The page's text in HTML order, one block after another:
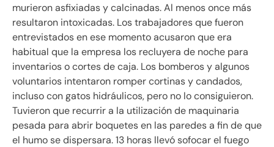
murieron asfixiadas y calcinadas. Al menos once más
resultaron intoxicadas. Los trabajadores que fueron
entrevistados en ese momento acusaron que era
habitual que la empresa los recluyera de noche para
inventarios o cortes de caja. Los bomberos y algunos
voluntarios intentaron romper cortinas y candados,
incluso con gatos hidráulicos, pero no lo consiguieron.
Tuvieron que recurrir a la utilización de maquinaria
pesada para abrir boquetes en las paredes a fin de que
el humo se dispersara. 13 horas llevó sofocar el fuego